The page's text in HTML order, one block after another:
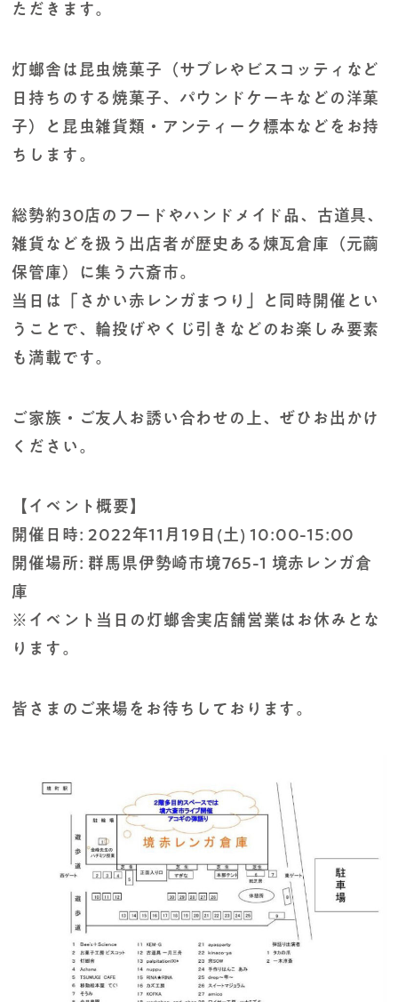
ただきます。
灯螂舎は昆虫焼菓子（サブレやビスコッティなど
日持ちのする焼菓子、パウンドケーキなどの洋菓
子）と昆虫雑貨類・アンティーク標本などをお持
ちします。
総勢約30店のフードやハンドメイド品、古道具、
雑貨などを扱う出店者が歴史ある煉瓦倉庫（元繭
保管庫）に集う六斎市。
当日は「さかい赤レンガまつり」と同時開催とい
うことで、輪投げやくじ引きなどのお楽しみ要素
も満載です。
ご家族・ご友人お誘い合わせの上、ぜひお出かけ
ください。
【イベント概要】
開催日時: 2022年11月19日(土) 10:00-15:00
開催場所: 群馬県伊勢崎市境765-1 境赤レンガ倉
庫
※イベント当日の灯螂舎実店舗営業はお休みとな
ります。
皆さまのご来場をお待ちしております。